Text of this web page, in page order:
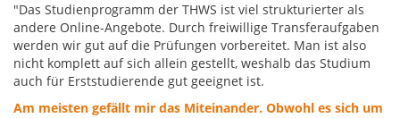
"Das Studienprogramm der THWS ist viel strukturierter als
andere Online-Angebote. Durch freiwillige Transferaufgaben
werden wir gut auf die Prüfungen vorbereitet. Man ist also
nicht komplett auf sich allein gestellt, weshalb das Studium
auch für Erststudierende gut geeignet ist.
Am meisten gefällt mir das Miteinander. Obwohl es sich um